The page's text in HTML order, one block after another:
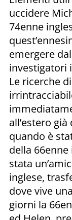
uccidere
74enne
emergere
investigatori
Le ricerche
all’estero
quando è
della 66enne
stata
inglese,
dove vive
giorni la